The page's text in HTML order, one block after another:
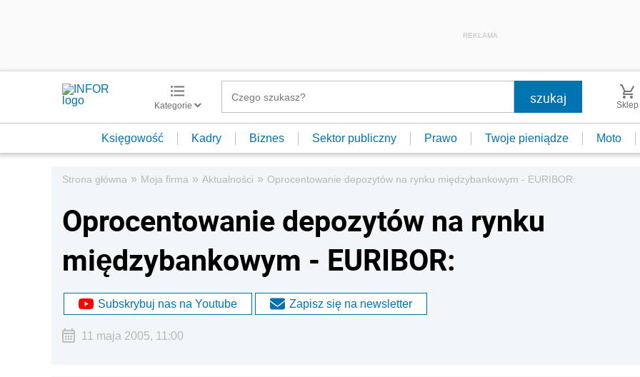
REKLAMA
Kategorie Sklep
Księgowość Kadry Biznes Sektor publiczny Prawo Twoje pieniądze Moto
Strona główna » Moja firma » Aktualności » Oprocentowanie depozytów na rynku międzybankowym - EURIBOR:
Oprocentowanie depozytów na rynku
międzybankowym - EURIBOR:
Subskrybuj nas na Youtube Zapisz się na newsletter
11 maja 2005, 11:00